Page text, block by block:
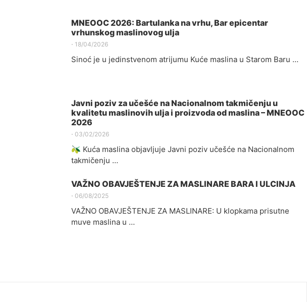
MNEOOC 2026: Bartulanka na vrhu, Bar epicentar
vrhunskog maslinovog ulja
⋅ 18/04/2026
Sinoć je u jedinstvenom atrijumu Kuće maslina u Starom Baru …
Javni poziv za učešće na Nacionalnom takmičenju u
kvalitetu maslinovih ulja i proizvoda od maslina – MNEOOC
2026
⋅ 03/02/2026
🫒 Kuća maslina objavljuje Javni poziv učešće na Nacionalnom
takmičenju …
VAŽNO OBAVJEŠTENJE ZA MASLINARE BARA I ULCINJA
⋅ 06/08/2025
VAŽNO OBAVJEŠTENJE ZA MASLINARE: U klopkama prisutne
muve maslina u …